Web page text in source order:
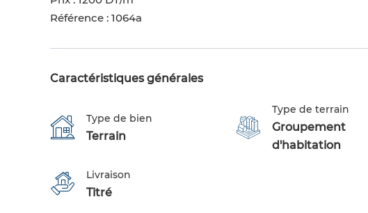
Référence : 1064a
Caractéristiques générales
Type de bien
Terrain
Type de terrain
Groupement
d'habitation
Livraison
Titré